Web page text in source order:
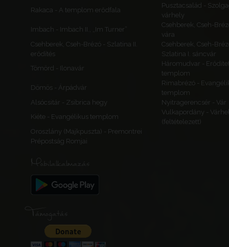
Rakaca - A templom erődfala
Pusztacsalád -
várhely
Imbach - Imbach II., „Im Turner”
Csehberek, Cseh-
vára
Csehberek, Cseh-Brézó - Szlatina II.
erődítés
Csehberek, Cseh-
Szlatina I. sáncvár
Tömörd - Ilonavár
Háromudvar -
templom
Dömös - Árpádvár
Rimabrézó -
templom
Alsócsitár - Zsibrica hegy
Nyitragerencsér - Vár
Kiéte - Evangélikus templom
Vulkapordány -
(feltételezett)
Oroszlány (Majkpuszta) - Premontrei
Prépostság Romjai
Mobilalkalmazás
Támogatás